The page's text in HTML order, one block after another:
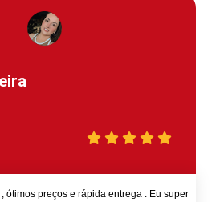
ótimos preços e rápida entrega . Eu super